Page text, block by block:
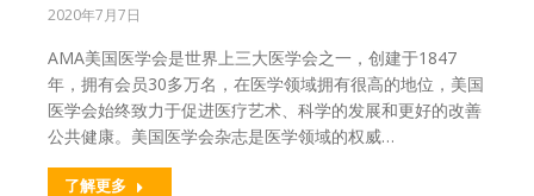
2020年7月7日
AMA美国医学会是世界上三大医学会之一，创建于1847
年，拥有会员30多万名，在医学领域拥有很高的地位，美国
医学会始终致力于促进医疗艺术、科学的发展和更好的改善
公共健康。美国医学会杂志是医学领域的权威…
了解更多